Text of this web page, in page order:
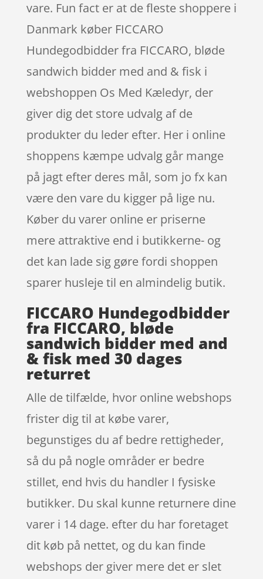
vare. Fun fact er at de fleste shoppere i
Danmark køber FICCARO
Hundegodbidder fra FICCARO, bløde
sandwich bidder med and & fisk i
webshoppen Os Med Kæledyr, der
giver dig det store udvalg af de
produkter du leder efter. Her i online
shoppens kæmpe udvalg går mange
på jagt efter deres mål, som jo fx kan
være den vare du kigger på lige nu.
Køber du varer online er priserne
mere attraktive end i butikkerne- og
det kan lade sig gøre fordi shoppen
sparer husleje til en almindelig butik.
FICCARO Hundegodbidder
fra FICCARO, bløde
sandwich bidder med and
& fisk med 30 dages
returret
Alle de tilfælde, hvor online webshops
frister dig til at købe varer,
begunstiges du af bedre rettigheder,
så du på nogle områder er bedre
stillet, end hvis du handler I fysiske
butikker. Du skal kunne returnere dine
varer i 14 dage. efter du har foretaget
dit køb på nettet, og du kan finde
webshops der giver mere det er slet